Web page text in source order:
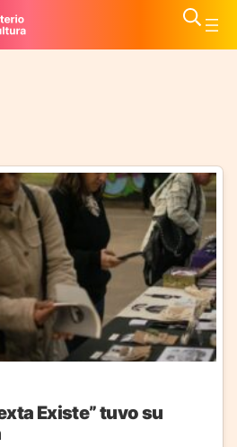
Existe” tuvo su